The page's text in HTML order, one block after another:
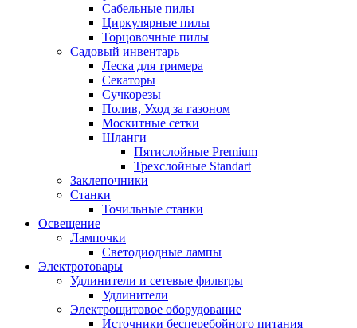
Сабельные пилы
Циркулярные пилы
Торцовочные пилы
Садовый инвентарь
Леска для тримера
Секаторы
Сучкорезы
Полив, Уход за газоном
Москитные сетки
Шланги
Пятислойные Premium
Трехслойные Standart
Заклепочники
Станки
Точильные станки
Освещение
Лампочки
Светодиодные лампы
Электротовары
Удлинители и сетевые фильтры
Удлинители
Электрощитовое оборудование
Источники бесперебойного питания